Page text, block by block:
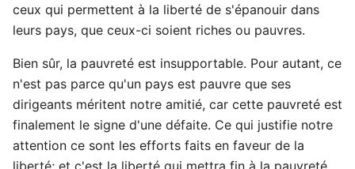
ceux qui permettent à la liberté de s'épanouir dans
leurs pays, que ceux-ci soient riches ou pauvres.
Bien sûr, la pauvreté est insupportable. Pour autant, ce
n'est pas parce qu'un pays est pauvre que ses
dirigeants méritent notre amitié, car cette pauvreté est
finalement le signe d'une défaite. Ce qui justifie notre
attention ce sont les efforts faits en faveur de la
liberté; et c'est la liberté qui mettra fin à la pauvreté.